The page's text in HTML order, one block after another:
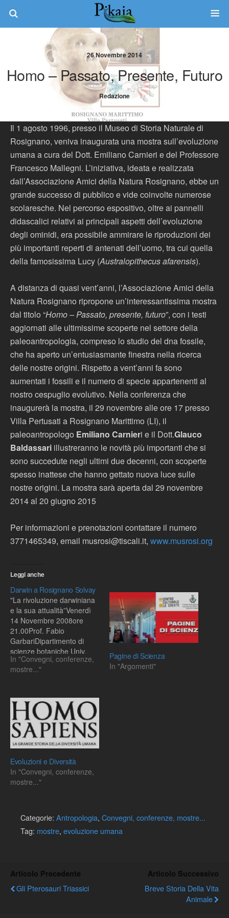
26 Novembre 2014
Homo – Passato, Presente, Futuro
Redazione
Il 1 agosto 1996, presso il Museo di Storia Naturale di
Rosignano, veniva inaugurata una mostra sull’evoluzione
umana a cura del Dott. Emiliano Carnieri e del Professore
Francesco Mallegni. L’iniziativa, ideata e realizzata
dall’Associazione Amici della Natura Rosignano, ebbe un
grande successo di pubblico e vide coinvolte numerose
scolaresche. Nel percorso espositivo, oltre ai pannelli
didascalici relativi ai principali aspetti dell’evoluzione
degli ominidi, era possibile ammirare le riproduzioni dei
più importanti reperti di antenati dell’uomo, tra cui quella
della famosissima Lucy (Australopithecus afarensis).
A distanza di quasi vent’anni, l’Associazione Amici della
Natura Rosignano ripropone un’interessantissima mostra
dal titolo “Homo – Passato, presente, futuro”, con i testi
aggiornati alle ultimissime scoperte nel settore della
paleoantropologia, compreso lo studio del dna fossile,
che ha aperto un’entusiasmante finestra nella ricerca
delle nostre origini. Rispetto a vent’anni fa sono
aumentati i fossili e il numero di specie appartenenti al
nostro cespuglio evolutivo. Nella conferenza che
inaugurerà la mostra, il 29 novembre alle ore 17 presso
Villa Pertusati a Rosignano Marittimo (LI), il
paleoantropologo Emiliano Carnieri e il Dott.Glauco
Baldassari illustreranno le novità più importanti che si
sono succedute negli ultimi due decenni, con scoperte
spesso inattese che hanno gettato nuova luce sulle
nostre origini. La mostra sarà aperta dal 29 novembre
2014 al 20 giugno 2015
Per informazioni e prenotazioni contattare il numero
3771465349, email musrosi@tiscali.it, www.musrosi.org
Leggi anche
Darwin a Rosignano Solvay
"La rivoluzione darwiniana
e la sua attualità”Venerdì
14 Novembre 2008ore
21.00Prof. Fabio
GarbariDipartimento di
scienze botaniche Univ.
Pisaingresso gratuito "A
due secoli da Darwin:
teoria
dell’evoluzione”mostra
didattica con presenza
fissa di un
accompagnatoreMuseo di
alla Rena, 41 Rosignano
SolvayDal…
In "Convegni, conferenze,
mostre..."
Pagine di Scienza
In "Argomenti"
Evoluzioni e Diversità
In "Convegni, conferenze,
mostre..."
Categorie: Antropologia, Convegni, conferenze, mostre...
Tag: mostre, evoluzione umana
Articolo Precedente
Gli Pterosauri Triassici
Articolo Successivo
Breve Storia Della Vita
Animale